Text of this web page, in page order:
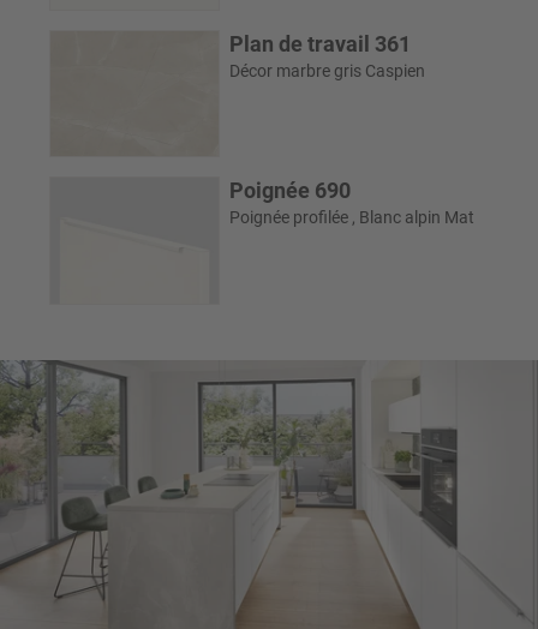
Plan de travail 361
Décor marbre gris Caspien
Poignée 690
Poignée profilée , Blanc alpin Mat